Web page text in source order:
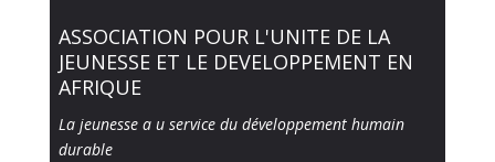
ASSOCIATION POUR L'UNITE DE LA
JEUNESSE ET LE DEVELOPPEMENT EN
AFRIQUE
La jeunesse a u service du développement humain
durable